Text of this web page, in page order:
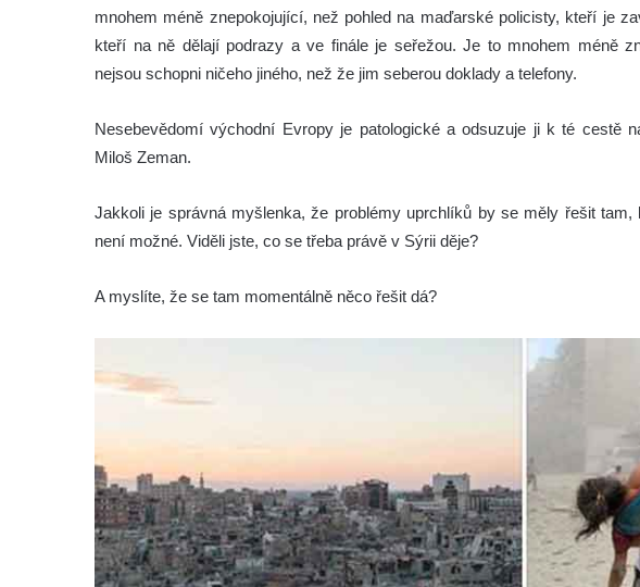
mnohem méně znepokojující, než pohled na maďarské policisty, kteří je
kteří na ně dělají podrazy a ve finále je seřežou. Je to mnohem méně
nejsou schopni ničeho jiného, než že jim seberou doklady a telefony.
Nesebevědomí východní Evropy je patologické a odsuzuje ji k té cestě
Miloš Zeman.
Jakkoli je správná myšlenka, že problémy uprchlíků by se měly řešit
není možné. Viděli jste, co se třeba právě v Sýrii děje?
A myslíte, že se tam momentálně něco řešit dá?